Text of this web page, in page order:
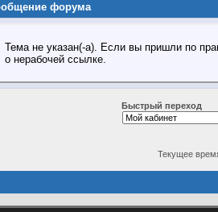
форума
Тема не указан(-а). Если вы пришли по
о нерабочей ссылке.
Быстрый переход
Текущее